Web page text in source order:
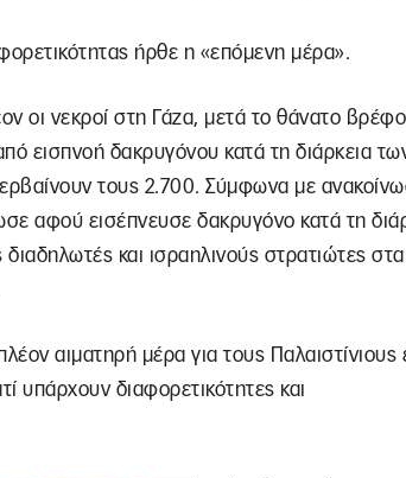
ήρθε η «επόμενη μέρα».
οι νεκροί στη Γάζα, μετά το θάνατο
εισπνοή δακρυγόνου κατά τη διάρκεια
τους 2.700. Σύμφωνα με
αφού εισέπνευσε δακρυγόνο κατά τη
και ισραηλινούς στρατιώτες
αιματηρή μέρα για τους Παλαιστίνιους
υπάρχουν διαφορετικότητες και